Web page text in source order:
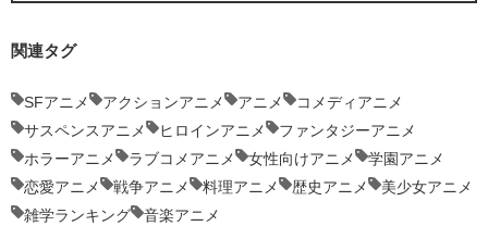
関連タグ
SFアニメ アクションアニメ アニメ
コメディアニメ
サスペンスアニメ
ヒロインアニメ
ファンタジーアニメ
ホラーアニメ
ラブコメアニメ 女性向けアニメ
学園アニメ
恋愛アニメ
戦争アニメ 料理アニメ 歴史アニメ
美少女アニメ
雑学ランキング
音楽アニメ